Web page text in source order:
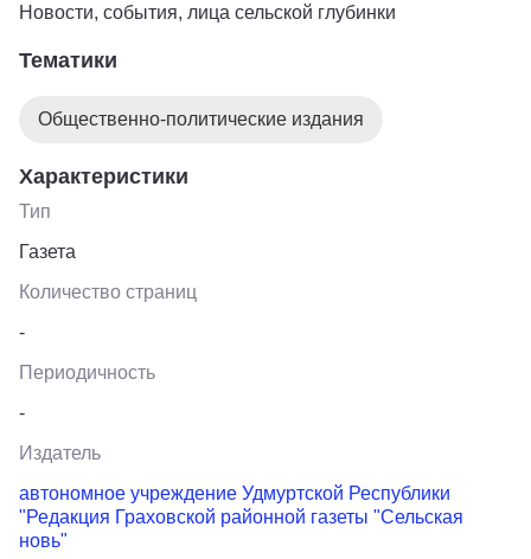
Новости, события, лица сельской глубинки
Тематики
Общественно-политические издания
Характеристики
Тип
Газета
Количество страниц
-
Периодичность
-
Издатель
автономное учреждение Удмуртской Республики
"Редакция Граховской районной газеты "Сельская
новь"